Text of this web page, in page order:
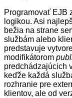
Programovať EJB
logikou. Asi
bežia na strane
službám alebo
predstavuje
modifikátorom
predchádzajúcich
keďže každá
rozhranie pre
klientov, ale od